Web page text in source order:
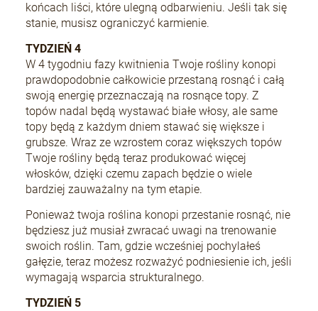
końcach liści, które ulegną odbarwieniu. Jeśli tak się
stanie, musisz ograniczyć karmienie.
TYDZIEŃ 4
W 4 tygodniu fazy kwitnienia Twoje rośliny konopi
prawdopodobnie całkowicie przestaną rosnąć i całą
swoją energię przeznaczają na rosnące topy. Z
topów nadal będą wystawać białe włosy, ale same
topy będą z każdym dniem stawać się większe i
grubsze. Wraz ze wzrostem coraz większych topów
Twoje rośliny będą teraz produkować więcej
włosków, dzięki czemu zapach będzie o wiele
bardziej zauważalny na tym etapie.
Ponieważ twoja roślina konopi przestanie rosnąć, nie
będziesz już musiał zwracać uwagi na trenowanie
swoich roślin. Tam, gdzie wcześniej pochylałeś
gałęzie, teraz możesz rozważyć podniesienie ich, jeśli
wymagają wsparcia strukturalnego.
TYDZIEŃ 5